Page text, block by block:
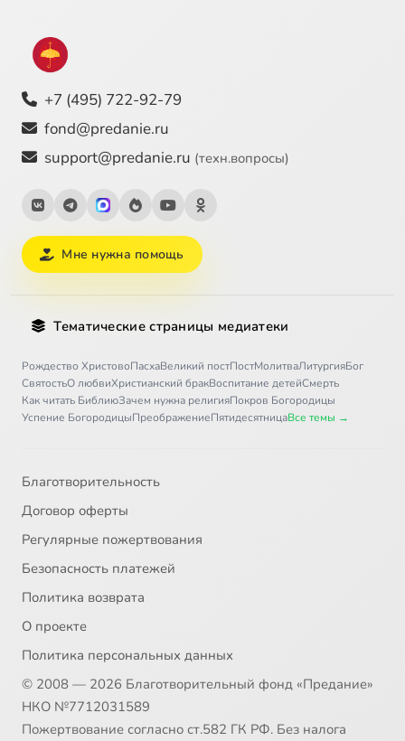
+7 (495) 722-92-79
fond@predanie.ru
support@predanie.ru (техн.вопросы)
Мне нужна помощь
Тематические страницы медиатеки
Рождество ХристовоПасхаВеликий постПостМолитваЛитургияБог
СвятостьО любвиХристианский бракВоспитание детейСмерть
Как читать БиблиюЗачем нужна религияПокров Богородицы
Успение БогородицыПреображениеПятидесятницаВсе темы →
Благотворительность
Договор оферты
Регулярные пожертвования
Безопасность платежей
Политика возврата
О проекте
Политика персональных данных
© 2008 — 2026 Благотворительный фонд «Предание»
НКО №7712031589
Пожертвование согласно ст.582 ГК РФ. Без налога